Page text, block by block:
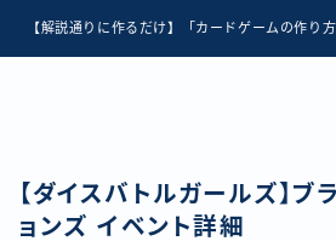
【解説通りに作るだけ】「カードゲームの作り方
【ダイスバトルガールズ】ブ
ョンズ イベント詳細